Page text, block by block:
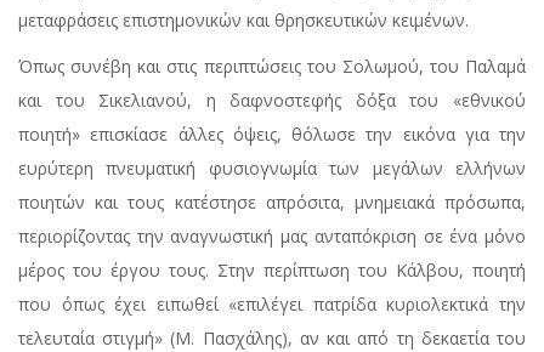
μεταφράσεις επιστημονικών και θρησκευτικών κειμένων.
Όπως συνέβη και στις περιπτώσεις του Σολωμού, του Παλαμά
και του Σικελιανού, η δαφνοστεφής δόξα του «εθνικού
ποιητή» επισκίασε άλλες όψεις, θόλωσε την εικόνα για την
ευρύτερη πνευματική φυσιογνωμία των μεγάλων ελλήνων
ποιητών και τους κατέστησε απρόσιτα, μνημειακά πρόσωπα,
περιορίζοντας την αναγνωστική μας ανταπόκριση σε ένα μόνο
μέρος του έργου τους. Στην περίπτωση του Κάλβου, ποιητή
που όπως έχει ειπωθεί «επιλέγει πατρίδα κυριολεκτικά την
τελευταία στιγμή» (Μ. Πασχάλης), αν και από τη δεκαετία του